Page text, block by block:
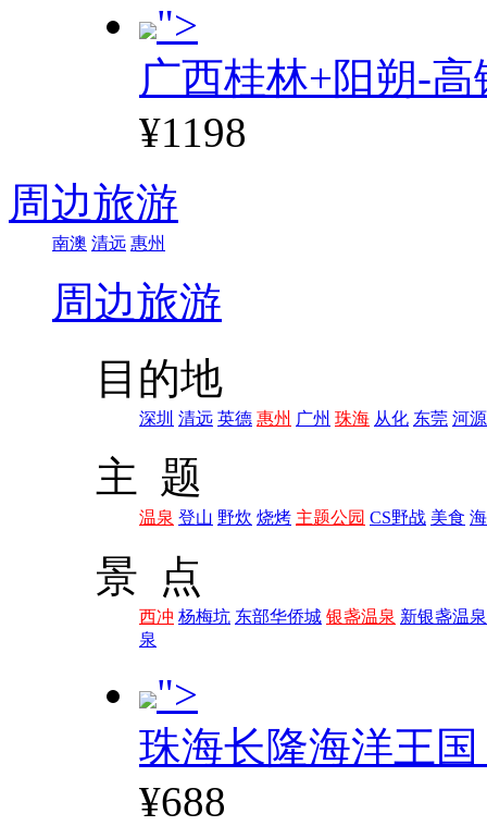
">
广西桂林+阳朔-高
¥1198
周边旅游
南澳 清远 惠州
周边旅游
目的地
深圳 清远 英德 惠州 广州 珠海 从化 东莞 河源
主 题
温泉 登山 野炊 烧烤 主题公园 CS野战 美食
景 点
西冲 杨梅坑 东部华侨城 银盏温泉 新银盏温泉
泉
">
珠海长隆海洋王
¥688